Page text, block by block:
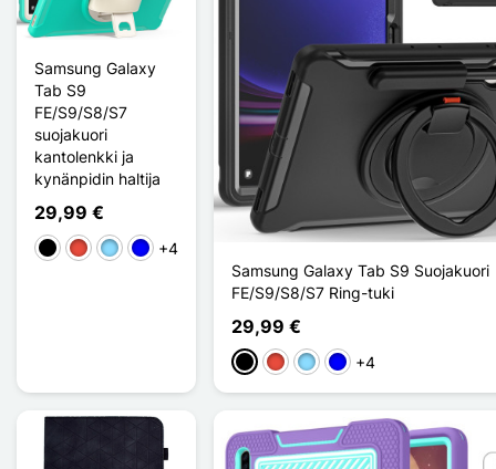
Samsung Galaxy
Tab S9
FE/S9/S8/S7
suojakuori
kantolenkki ja
kynänpidin haltija
29,99 €
MustaPunainenBleu Clair
Sininen
+4
Samsung Galaxy Tab S9 Suojakuori
FE/S9/S8/S7 Ring-tuki
29,99 €
MustaPunainenBleu Clair
Sininen
+4